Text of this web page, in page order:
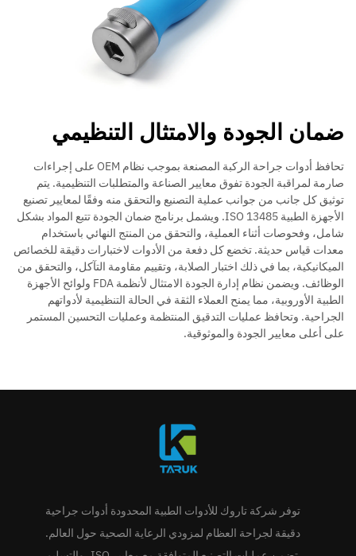
ضمان الجودة والامتثال التنظيمي
تحافظ أدوات جراحة الركبة المصنعة بموجب نظام OEM على إجراءات
صارمة لمراقبة الجودة تفوق معايير الصناعة والمتطلبات التنظيمية. يتم
توثيق كل جانب من جوانب عملية التصنيع والتحقق منه وفقًا لمعايير تصنيع
الأجهزة الطبية ISO 13485. ويشمل برنامج ضمان الجودة تتبع المواد بشكل
شامل، وفحوصات أثناء العملية، والتحقق من المنتج النهائي باستخدام
معدات قياس حديثة. تخضع كل دفعة من الأدوات لاختبارات دقيقة للخصائص
الميكانيكية، بما في ذلك اختبار الصلابة، وتقييم مقاومة التآكل، والتحقق من
الوظائف. ويضمن نظام إدارة الجودة الامتثال لأنظمة FDA ولوائح الأجهزة
الطبية الأوروبية، مما يمنح العملاء الثقة في الحالة التنظيمية لأدواتهم
الجراحية. وتحافظ عمليات التدقيق المنتظمة وعمليات التحسين المستمر
على أعلى معايير الجودة والموثوقية.
توفر شركة تاروك للأدوات الطبية المحدودة أدوات جراحية
دقيقة لجراحة العظام لمزودي الرعاية الصحية حول العالم.